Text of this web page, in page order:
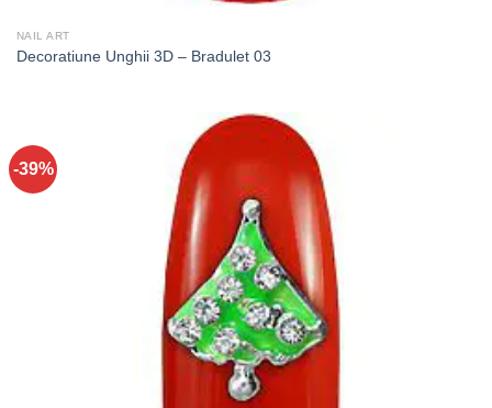
NAIL ART
Decoratiune Unghii 3D – Bradulet 03
-39%